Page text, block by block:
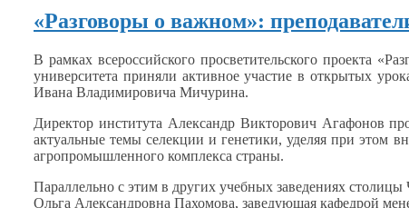
«Разговоры о важном»:
В рамках всероссийского просветительского проекта
университета приняли активное участие в открытых
Ивана Владимировича Мичурина.
Директор института Александр Викторович Агафонов
актуальные темы селекциии генетики, уделяя при этом
агропромышленного комплекса страны.
Параллельно с этим в других учебных заведениях
Ольга Александровна Пахомова, заведующая кафедрой